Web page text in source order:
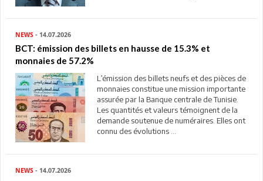
NEWS - 14.07.2026
BCT: émission des billets en hausse de 15.3% et
monnaies de 57.2%
L’émission des billets neufs et des pièces de
monnaies constitue une mission importante
assurée par la Banque centrale de Tunisie.
Les quantités et valeurs témoignent de la
demande soutenue de numéraires. Elles ont
connu des évolutions ...
NEWS - 14.07.2026